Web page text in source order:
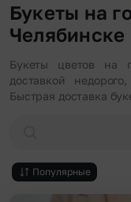
Букеты на
Челябинске
Букеты цветов на
доставкой
Быстрая доставка
Популярные